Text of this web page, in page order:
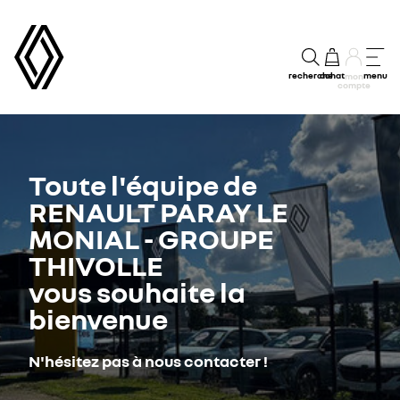
rechercheachatmon
compte
menu
Toute l'équipe de
RENAULT PARAY LE
MONIAL - GROUPE
THIVOLLE
vous souhaite la
bienvenue
N'hésitez pas à nous contacter !